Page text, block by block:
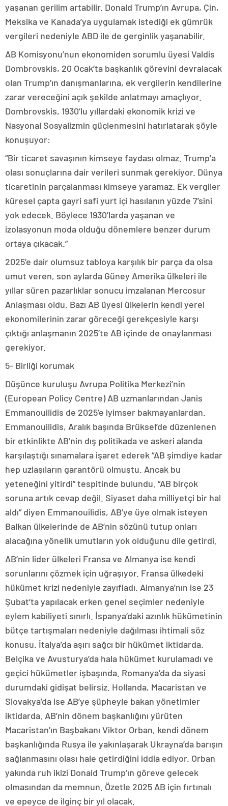
yaşanan gerilim artabilir. Donald Trump’ın Avrupa, Çin,
Meksika ve Kanada’ya uygulamak istediği ek gümrük
vergileri nedeniyle ABD ile de gerginlik yaşanabilir.
AB Komisyonu’nun ekonomiden sorumlu üyesi Valdis
Dombrovskis, 20 Ocak’ta başkanlık görevini devralacak
olan Trump’ın danışmanlarına, ek vergilerin kendilerine
zarar vereceğini açık şekilde anlatmayı amaçlıyor.
Dombrovskis, 1930’lu yıllardaki ekonomik krizi ve
Nasyonal Sosyalizmin güçlenmesini hatırlatarak şöyle
konuşuyor:
“Bir ticaret savaşının kimseye faydası olmaz. Trump’a
olası sonuçlarına dair verileri sunmak gerekiyor. Dünya
ticaretinin parçalanması kimseye yaramaz. Ek vergiler
küresel çapta gayri safi yurt içi hasılanın yüzde 7’sini
yok edecek. Böylece 1930’larda yaşanan ve
izolasyonun moda olduğu dönemlere benzer durum
ortaya çıkacak.”
2025’e dair olumsuz tabloya karşılık bir parça da olsa
umut veren, son aylarda Güney Amerika ülkeleri ile
yıllar süren pazarlıklar sonucu imzalanan Mercosur
Anlaşması oldu. Bazı AB üyesi ülkelerin kendi yerel
ekonomilerinin zarar göreceği gerekçesiyle karşı
çıktığı anlaşmanın 2025’te AB içinde de onaylanması
gerekiyor.
5- Birliği korumak
Düşünce kuruluşu Avrupa Politika Merkezi’nin
(European Policy Centre) AB uzmanlarından Janis
Emmanouilidis de 2025’e iyimser bakmayanlardan.
Emmanouilidis, Aralık başında Brüksel’de düzenlenen
bir etkinlikte AB’nin dış politikada ve askeri alanda
karşılaştığı sınamalara işaret ederek “AB şimdiye kadar
hep uzlaşıların garantörü olmuştu. Ancak bu
yeteneğini yitirdi” tespitinde bulundu. “AB birçok
soruna artık cevap değil. Siyaset daha milliyetçi bir hal
aldı” diyen Emmanouilidis, AB’ye üye olmak isteyen
Balkan ülkelerinde de AB’nin sözünü tutup onları
alacağına yönelik umutların yok olduğunu dile getirdi.
AB’nin lider ülkeleri Fransa ve Almanya ise kendi
sorunlarını çözmek için uğraşıyor. Fransa ülkedeki
hükümet krizi nedeniyle zayıfladı. Almanya’nın ise 23
Şubat’ta yapılacak erken genel seçimler nedeniyle
eylem kabiliyeti sınırlı. İspanya’daki azınlık hükümetinin
bütçe tartışmaları nedeniyle dağılması ihtimali söz
konusu. İtalya’da aşırı sağcı bir hükümet iktidarda.
Belçika ve Avusturya’da hala hükümet kurulamadı ve
geçici hükümetler işbaşında. Romanya’da da siyasi
durumdaki gidişat belirsiz. Hollanda, Macaristan ve
Slovakya’da ise AB’ye şüpheyle bakan yönetimler
iktidarda. AB’nin dönem başkanlığını yürüten
Macaristan’ın Başbakanı Viktor Orban, kendi dönem
başkanlığında Rusya ile yakınlaşarak Ukrayna’da barışın
sağlanmasını olası hale getirdiğini iddia ediyor. Orban
yakında ruh ikizi Donald Trump’ın göreve gelecek
olmasından da memnun. Özetle 2025 AB için fırtınalı
ve epeyce de ilginç bir yıl olacak.